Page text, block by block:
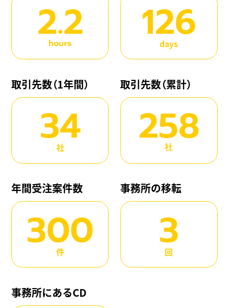
2.2
hours 126
days
取引先数（1年間）
34
社
取引先数（累計）
258
社
年間受注案件数
300
件
事務所の移転
3
回
事務所にあるCD